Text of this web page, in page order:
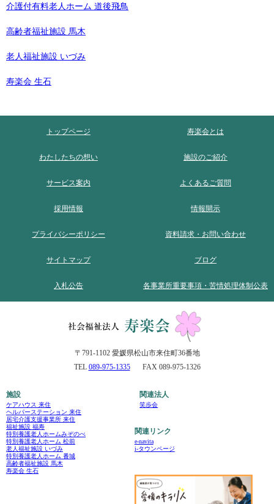
介護付有料老人ホーム 道後飛鳥
高齢者福祉施設 馬木
老人福祉施設 いづみ
寿楽会 生石
トップページ 寿楽会とは
わたしたちの想い 施設のご紹介
サービス案内 よくあるご質問
採用情報 情報開示
プライバシーポリシー 資料請求・お問い合わせ
サイトマップ ブログ
入札公告 各事業所重要事項・苦情処理体制公表
〒791-1102 愛媛県松山市来住町36番地
TEL 089-975-1335 FAX 089-975-1326
施設
ケアハウス 来住
ヘルパーステーション 来住
居宅介護支援事業所 来住
福祉施設 福寿
特別養護老人ホームみぞのべ
特別養護老人ホーム 松前
老人福祉施設 いづみ
特別養護老人ホーム 番城
高齢者福祉施設 馬木
寿楽会 生石
関連法人
笑歩会
関連リンク
e-navita
i-タウンページ